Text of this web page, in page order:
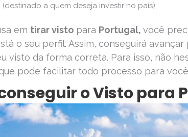
(destinado a quem deseja investir no país);
em tirar visto para Portugal, você
o seu perfil. Assim, conseguirá
visto da forma correta. Para isso, não
pode facilitar todo processo para
o Visto para